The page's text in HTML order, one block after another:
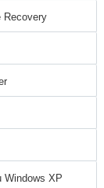
Recovery
Windows XP